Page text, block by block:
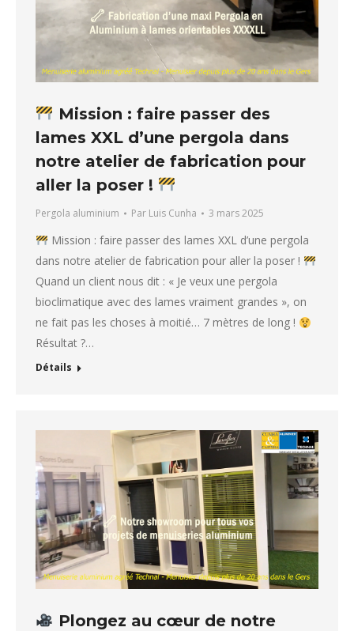
Mission : faire passer des
lames XXL d’une pergola dans
notre atelier de fabrication pour
aller la poser !
Pergola aluminium Par Luis Cunha 3 mars 2025
Mission : faire passer des lames XXL d’une pergola
dans notre atelier de fabrication pour aller la poser !
Quand un client nous dit : « Je veux une pergola
bioclimatique avec des lames vraiment grandes », on
ne fait pas les choses à moitié… 7 mètres de long !
Résultat ?…
Détails
Plongez au cœur de notre